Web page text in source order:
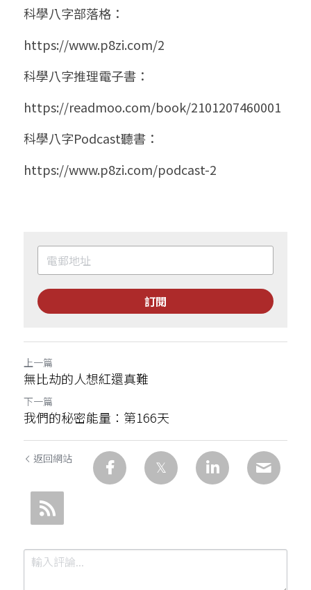
科學八字部落格：
https://www.p8zi.com/2
科學八字推理電子書：
https://readmoo.com/book/2101207460001
科學八字Podcast聽書：
https://www.p8zi.com/podcast-2
訂閱
上一篇
無比劫的人想紅還真難
下一篇
我們的秘密能量：第166天
返回網站